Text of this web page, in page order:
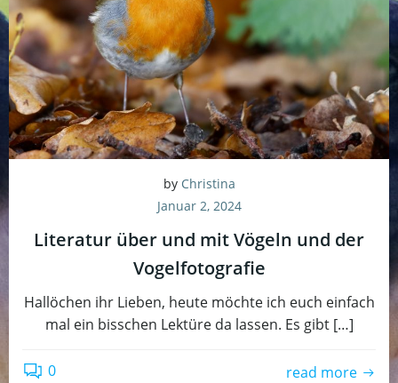
by Christina
Januar 2, 2024
Literatur über und mit Vögeln und der
Vogelfotografie
Hallöchen ihr Lieben, heute möchte ich euch einfach
mal ein bisschen Lektüre da lassen. Es gibt […]
0 read more